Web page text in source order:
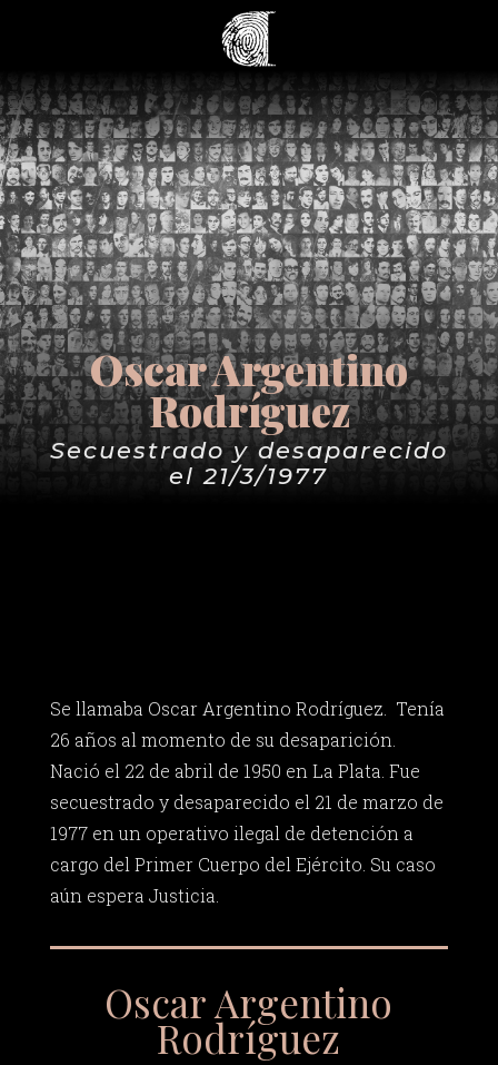
Oscar Argentino
Rodríguez
Secuestrado y desaparecido
el 21/3/1977
Se llamaba Oscar Argentino Rodríguez. Tenía
26 años al momento de su desaparición.
Nació el 22 de abril de 1950 en La Plata. Fue
secuestrado y desaparecido el 21 de marzo de
1977 en un operativo ilegal de detención a
cargo del Primer Cuerpo del Ejército. Su caso
aún espera Justicia.
Oscar Argentino
Rodríguez